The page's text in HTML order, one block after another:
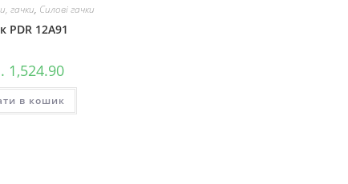
гачки, Силові гачки
PDR 12A91
1,524.90
в кошик